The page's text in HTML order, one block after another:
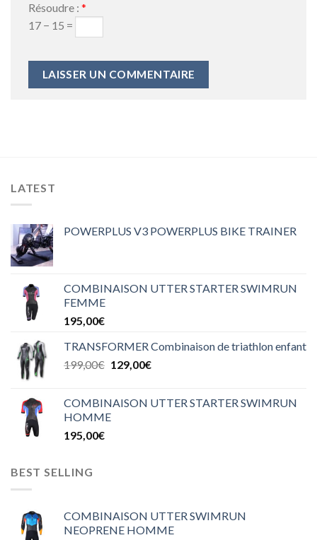
Résoudre : *
17 − 15 =
LATEST
POWERPLUS V3 POWERPLUS BIKE TRAINER
COMBINAISON UTTER STARTER SWIMRUN
FEMME
195,00€
TRANSFORMER Combinaison de triathlon enfant
199,00€ 129,00€
COMBINAISON UTTER STARTER SWIMRUN
HOMME
195,00€
BEST SELLING
COMBINAISON UTTER SWIMRUN
NEOPRENE HOMME